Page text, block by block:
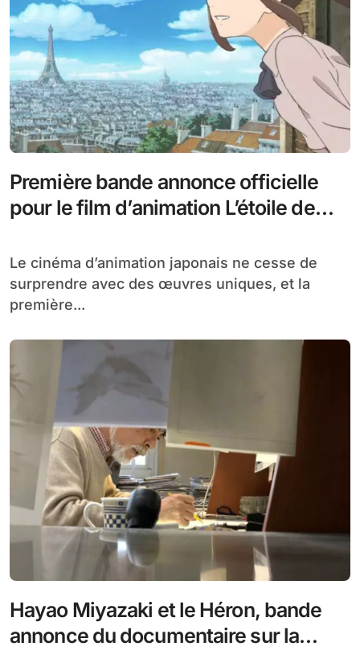
Première bande annonce officielle
pour le film d’animation L’étoile de
Le cinéma d’animation japonais ne cesse de
surprendre avec des œuvres uniques, et la
première...
Hayao Miyazaki et le Héron, bande
annonce du documentaire sur la